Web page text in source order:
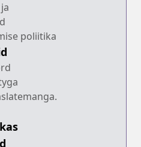
poliitika